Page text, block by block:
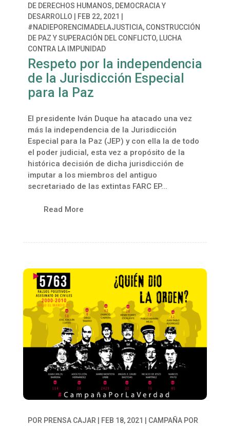
DE DERECHOS HUMANOS, DEMOCRACIA Y
DESARROLLO
FEB 22, 2021
#NADIEPORENCIMADELAJUSTICIA, CONSTRUCCIÓN
DE PAZ Y SUPERACIÓN DEL CONFLICTO, LUCHA
CONTRA LA IMPUNIDAD
Respeto por la independencia
de la Jurisdicción Especial
para la Paz
El presidente Iván Duque ha atacado una vez
más la independencia de la Jurisdicción
Especial para la Paz (JEP) y con ella la de todo
el poder judicial, esta vez a propósito de la
histórica decisión de dicha jurisdicción de
imputar a los miembros del antiguo
secretariado de las extintas FARC EP...
Read More
POR PRENSA CAJAR FEB 18, 2021
CAMPAÑA POR